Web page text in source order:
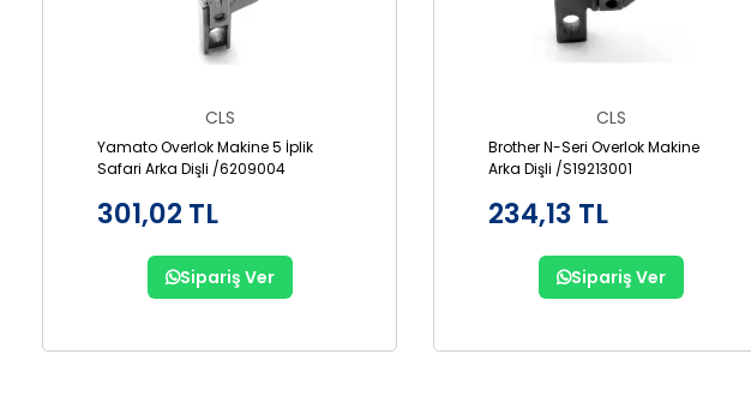
CLS
Yamato Overlok Makine 5 İplik
Safari Arka Dişli /6209004
301,02 TL
Sipariş Ver
CLS
Brother N-Seri Overlok Makine
Arka Dişli /S19213001
234,13 TL
Sipariş Ver